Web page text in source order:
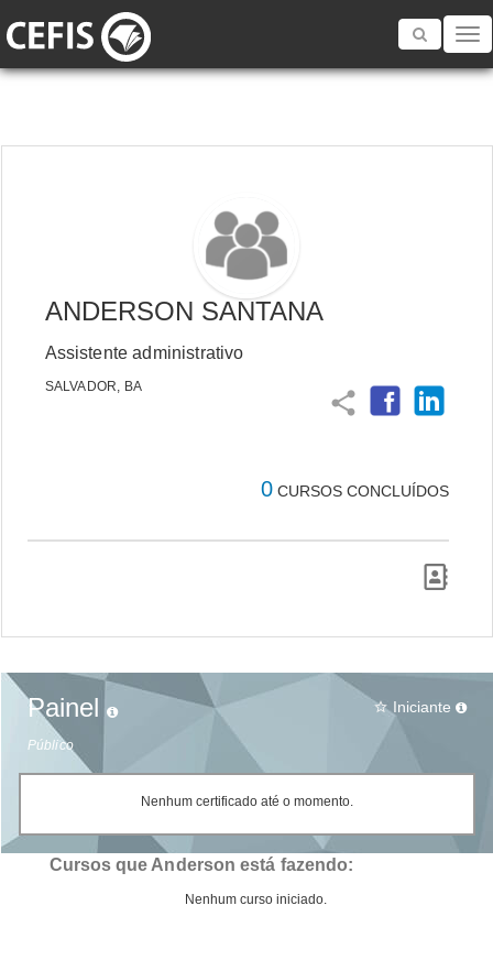
Toggle
ANDERSON SANTANA
Assistente administrativo
SALVADOR, BA
share
0 CURSOS CONCLUÍDOS
Painel
Público
star_border Iniciante
Nenhum certificado até o momento.
Cursos que Anderson está fazendo:
Nenhum curso iniciado.